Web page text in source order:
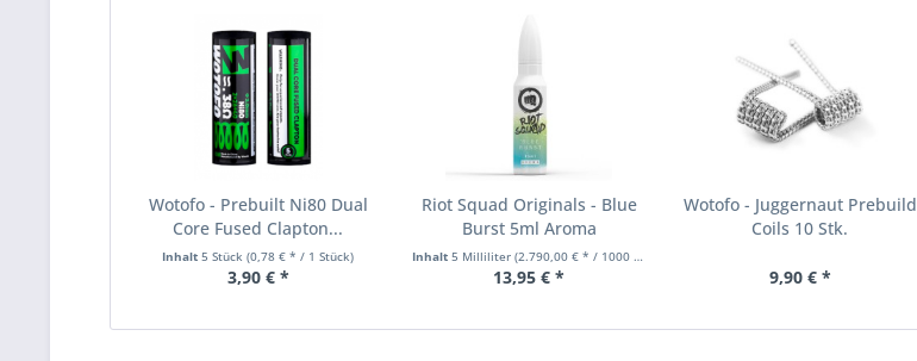
Wotofo - Prebuilt Ni80 Dual
Core Fused Clapton...
Inhalt5 Stück(0,78 € * / 1 Stück)
3,90 € *
Riot Squad Originals - Blue
Burst 5ml Aroma
Inhalt 5 Milliliter (2.790,00 € * / 1000 Milliliter)
13,95 € *
Wotofo - Juggernaut Prebuild
Coils 10 Stk.
9,90 € *